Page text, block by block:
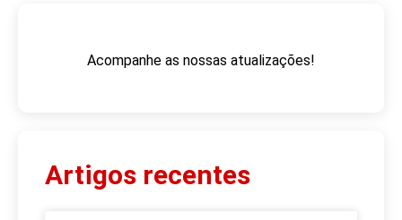
Acompanhe as nossas atualizações!
Artigos recentes